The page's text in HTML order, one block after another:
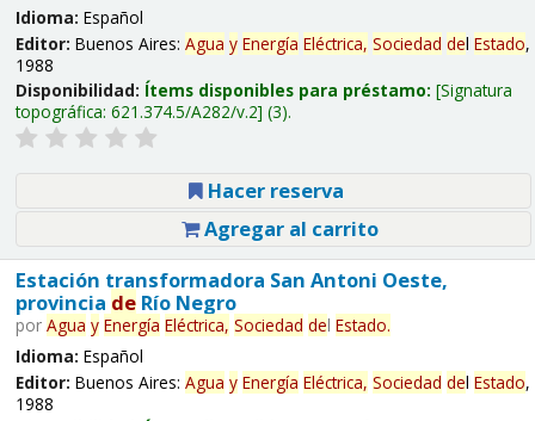
Idioma: Español
Editor: Buenos Aires: Agua y Energía Eléctrica, Sociedad del Estado,
1988
Disponibilidad: Ítems disponibles para préstamo: Signatura
topográfica: 621.374.5/A282/v.2 (3).
Hacer reserva
Agregar al carrito
Estación transformadora San Antoni Oeste,
provincia deRío Negro
por Agua y Energía Eléctrica, Sociedad del Estado.
Idioma: Español
Editor: Buenos Aires: Agua y Energía Eléctrica, Sociedad del Estado,
1988